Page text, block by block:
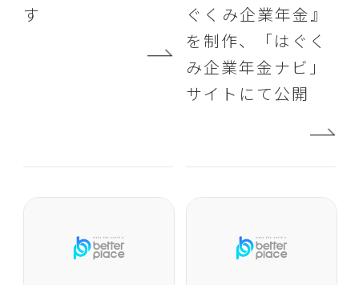
す
ぐくみ企業年金』
を制作、「はぐく
み企業年金ナビ」
サイトにて公開